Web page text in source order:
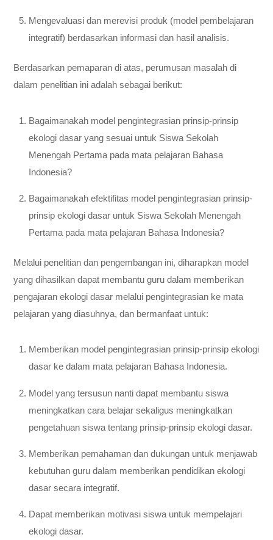
Mengevaluasi dan merevisi produk (model pembelajaran
integratif) berdasarkan informasi dan hasil analisis.
Berdasarkan pemaparan di atas, perumusan masalah di
dalam penelitian ini adalah sebagai berikut:
Bagaimanakah model pengintegrasian prinsip-prinsip
ekologi dasar yang sesuai untuk Siswa Sekolah
Menengah Pertama pada mata pelajaran Bahasa
Indonesia?
Bagaimanakah efektifitas model pengintegrasian prinsip-
prinsip ekologi dasar untuk Siswa Sekolah Menengah
Pertama pada mata pelajaran Bahasa Indonesia?
Melalui penelitian dan pengembangan ini, diharapkan model
yang dihasilkan dapat membantu guru dalam memberikan
pengajaran ekologi dasar melalui pengintegrasian ke mata
pelajaran yang diasuhnya, dan bermanfaat untuk:
Memberikan model pengintegrasian prinsip-prinsip ekologi
dasar ke dalam mata pelajaran Bahasa Indonesia.
Model yang tersusun nanti dapat membantu siswa
meningkatkan cara belajar sekaligus meningkatkan
pengetahuan siswa tentang prinsip-prinsip ekologi dasar.
Memberikan pemahaman dan dukungan untuk menjawab
kebutuhan guru dalam memberikan pendidikan ekologi
dasar secara integratif.
Dapat memberikan motivasi siswa untuk mempelajari
ekologi dasar.